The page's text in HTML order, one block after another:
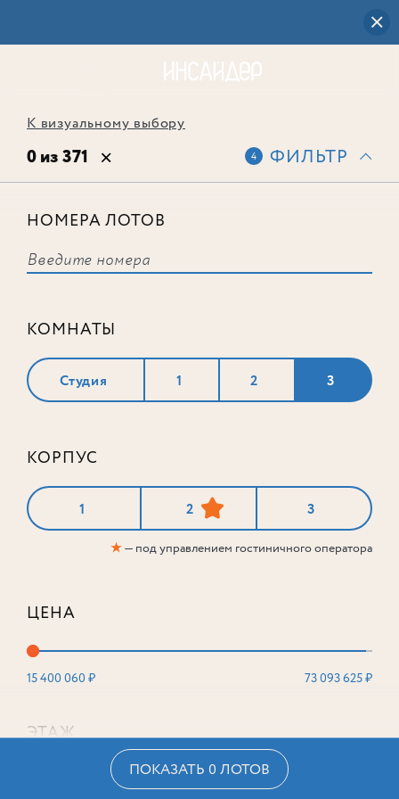
К визуальному выбору
0 из 371 4 ФИЛЬТР
НОМЕРА ЛОТОВ
КОМНАТЫ
Студия 1 2 3
КОРПУС
1 2 3
★— под управлением гостиничного оператора
ЦЕНА
15 400 060 ₽ 73 093 625 ₽
ЭТАЖ
ПОКАЗАТЬ 0 ЛОТОВ
соответствует ни одного лота